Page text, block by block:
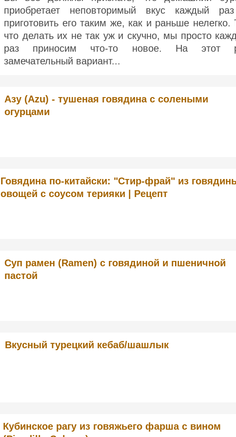
приобретает неповторимый вкус каждый
приготовить его таким же, как и раньше нелегко.
что делать их не так уж и скучно, мы просто
раз приносим что-то новое. На этот
замечательный вариант...
Азу (Azu) - тушеная говядина с солеными
огурцами
Говядина по-китайски: "Стир-фрай" из
овощей с соусом терияки | Рецепт
Суп рамен (Ramen) с говядиной и пшеничной
пастой
Вкусный турецкий кебаб/шашлык
Кубинское рагу из говяжьего фарша с вином